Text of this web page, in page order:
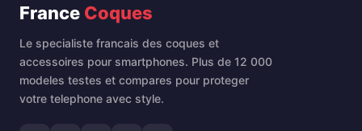
France Coques
Le specialiste francais des coques et
accessoires pour smartphones. Plus de 12 000
modeles testes et compares pour proteger
votre telephone avec style.